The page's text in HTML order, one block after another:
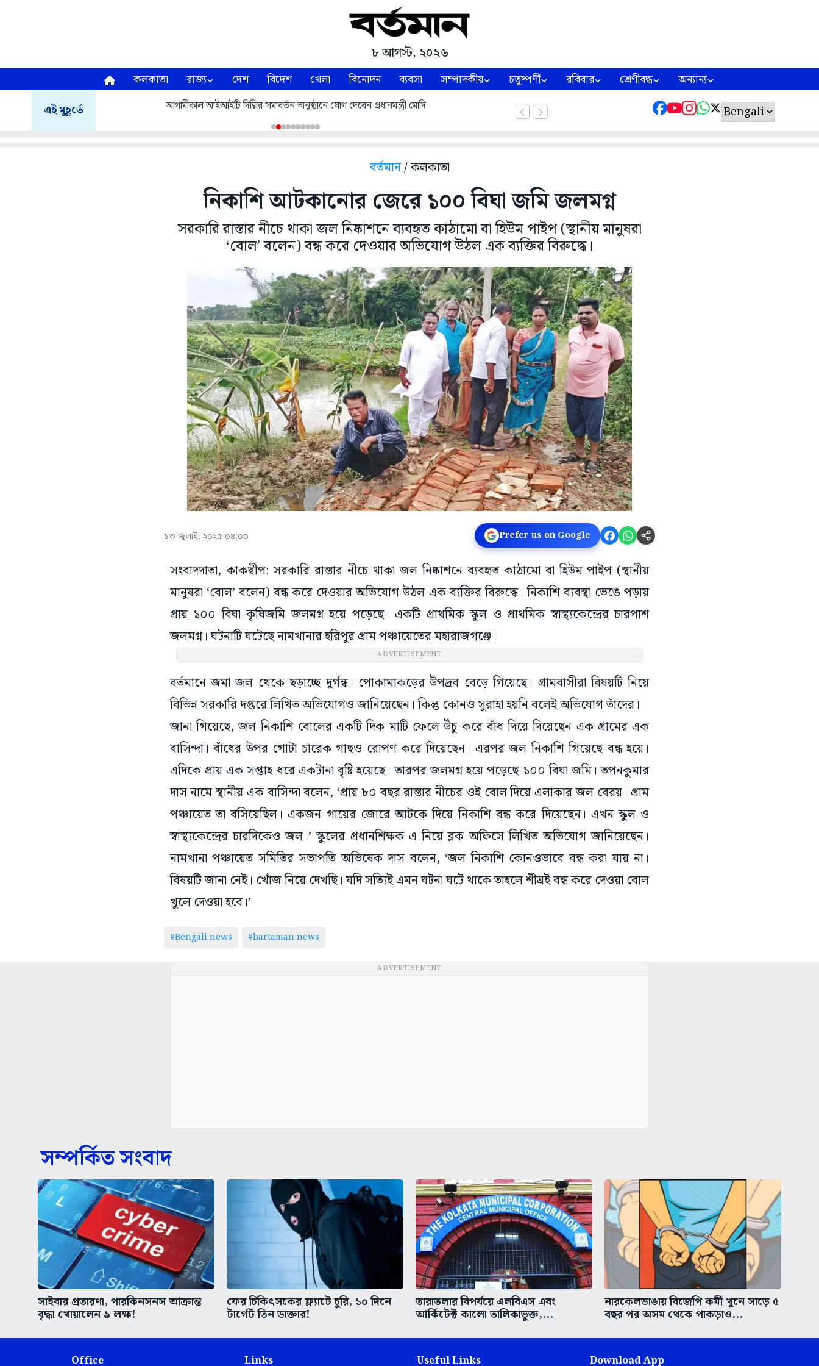
৮ আগস্ট, ২০২৬
কলকাতা রাজ্য দেশ বিদেশ খেলা বিনোদন ব্যবসা সম্পাদকীয় চতুষ্পর্ণী রবিবার শ্রেণীবদ্ধ অন্যান্য
এই মুহূর্তে আগামীকাল আইআইটি দিল্লির সমাবর্তন অনুষ্ঠানে যোগ দেবেন প্রধানমন্ত্রী মোদি
বর্তমান/ কলকাতা
নিকাশি আটকানোর জেরে ১০০ বিঘা জমি জলমগ্ন
সরকারি রাস্তার নীচে থাকা জল নিষ্কাশনে ব্যবহৃত কাঠামো বা হিউম পাইপ (স্থানীয় মানুষরা
‘বোল’ বলেন) বন্ধ করে দেওয়ার অভিযোগ উঠল এক ব্যক্তির বিরুদ্ধে।
১৩ জুলাই, ২০২৫ ০৪:০০ Prefer us on Google
সংবাদদাতা, কাকদ্বীপ: সরকারি রাস্তার নীচে থাকা জল নিষ্কাশনে ব্যবহৃত কাঠামো বা হিউম পাইপ (স্থানীয়
মানুষরা ‘বোল’ বলেন) বন্ধ করে দেওয়ার অভিযোগ উঠল এক ব্যক্তির বিরুদ্ধে। নিকাশি ব্যবস্থা ভেঙে পড়ায়
প্রায় ১০০ বিঘা কৃষিজমি জলমগ্ন হয়ে পড়েছে। একটি প্রাথমিক স্কুল ও প্রাথমিক স্বাস্থ্যকেন্দ্রের চারপাশ
জলমগ্ন। ঘটনাটি ঘটেছে নামখানার হরিপুর গ্রাম পঞ্চায়েতের মহারাজগঞ্জে।
ADVERTISEMENT
বর্তমানে জমা জল থেকে ছড়াচ্ছে দুর্গন্ধ। পোকামাকড়ের উপদ্রব বেড়ে গিয়েছে। গ্রামবাসীরা বিষয়টি নিয়ে
বিভিন্ন সরকারি দপ্তরে লিখিত অভিযোগও জানিয়েছেন। কিন্তু কোনও সুরাহা হয়নি বলেই অভিযোগ তাঁদের।
জানা গিয়েছে, জল নিকাশি বোলের একটি দিক মাটি ফেলে উঁচু করে বাঁধ দিয়ে দিয়েছেন এক গ্রামের এক
বাসিন্দা। বাঁধের উপর গোটা চারেক গাছও রোপণ করে দিয়েছেন। এরপর জল নিকাশি গিয়েছে বন্ধ হয়ে।
এদিকে প্রায় এক সপ্তাহ ধরে একটানা বৃষ্টি হয়েছে। তারপর জলমগ্ন হয়ে পড়েছে ১০০ বিঘা জমি। তপনকুমার
দাস নামে স্থানীয় এক বাসিন্দা বলেন, ‘প্রায় ৮০ বছর রাস্তার নীচের ওই বোল দিয়ে এলাকার জল বেরয়। গ্রাম
পঞ্চায়েত তা বসিয়েছিল। একজন গায়ের জোরে আটকে দিয়ে নিকাশি বন্ধ করে দিয়েছেন। এখন স্কুল ও
স্বাস্থ্যকেন্দ্রের চারদিকেও জল।’ স্কুলের প্রধানশিক্ষক এ নিয়ে ব্লক অফিসে লিখিত অভিযোগ জানিয়েছেন।
নামখানা পঞ্চায়েত সমিতির সভাপতি অভিষেক দাস বলেন, ‘জল নিকাশি কোনওভাবে বন্ধ করা যায় না।
বিষয়টি জানা নেই। খোঁজ নিয়ে দেখছি। যদি সত্যিই এমন ঘটনা ঘটে থাকে তাহলে শীঘ্রই বন্ধ করে দেওয়া বোল
খুলে দেওয়া হবে।’
#Bengali news #bartaman news
ADVERTISEMENT
সম্পর্কিত সংবাদ
সাইবার প্রতারণা, পারকিনসনস আক্রান্ত
বৃদ্ধা খোয়ালেন ৯ লক্ষ!
ফের চিকিৎসকের ফ্ল্যাটে চুরি, ১০ দিনে
টার্গেট তিন ডাক্তার!
তারাতলার বিপর্যয়ে এলবিএস এবং
আর্কিটেক্ট কালো তালিকাভুক্ত,...
নারকেলডাঙায় বিজেপি কর্মী খুনে সাড়ে ৫
বছর পর অসম থেকে পাকড়াও...
Office Links Useful Links Download App